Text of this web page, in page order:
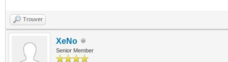
Trouver
XeNo
Senior Member